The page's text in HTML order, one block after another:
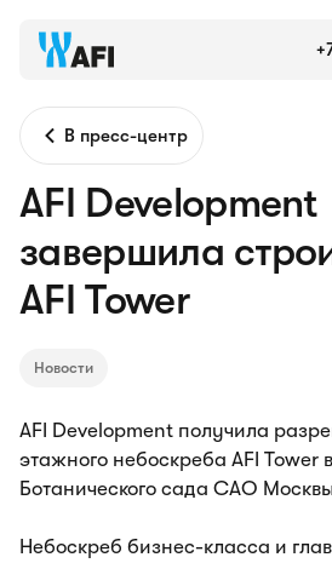
В пресс-центр
AFI Development
завершила
AFI Tower
Новости
AFI Development получила
этажного небоскреба AFI Tower
Ботанического сада САО
Небоскреб бизнес-класса и